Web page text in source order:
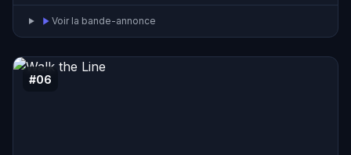
aux joueurs des valeurs qui leur permettent de devenir
des champions respectés.
Voir la bande-annonce
#06